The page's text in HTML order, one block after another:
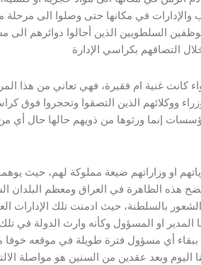
في مكانها حتى وصلوا الى مرحلة
السلطويين الذين أحالوا دوائرهم الى
ووكلائهم الذين التصقوا وتحجروا فوق
إنما ورثوها من ذويهم حالها حال أي من
او وزاراتهم ضيعة مملوكة لهم، حيث
هذه الظاهرة في العراق ومعظم
بالسلطنة، حيث ادمنت تلك الإدارات
او المسؤول وكأنه وارث الدولة في
ببقاء أي مسؤول فترة طويلة في موقعه خوفا
اليوم وبعد عقدين من السنين هو مواصلة